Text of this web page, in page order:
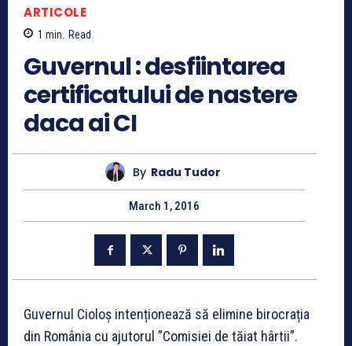
ARTICOLE
1 min. Read
Guvernul : desfiintarea
certificatului de nastere
daca ai CI
By Radu Tudor
March 1, 2016
Guvernul Cioloș intenționează să elimine birocrația
din România cu ajutorul ”Comisiei de tăiat hârtii”.